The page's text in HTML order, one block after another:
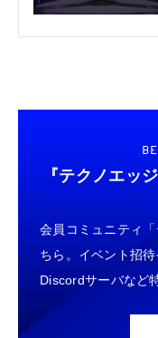
『テクノエッ
会員コミュニティ
ちら。イベント招
Discordサーバなど